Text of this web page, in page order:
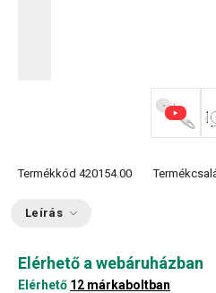
Termékkód 420154.00
Leírás
Elérhető a webáruházban
Elérhető 12 márkaboltban